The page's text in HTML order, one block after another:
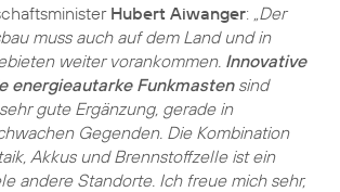
Hubert Aiwanger: „Der
muss auch auf dem Land und in
weiter vorankommen. Innovative
energieautarke Funkmastensind
gute Ergänzung, gerade in
Gegenden. Die Kombination
Akkus und Brennstoffzelle ist ein
andere Standorte. Ich freue mich sehr,